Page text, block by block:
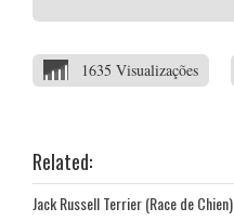
1635 Visualizações
Related:
Jack Russell Terrier (Race de Chien)